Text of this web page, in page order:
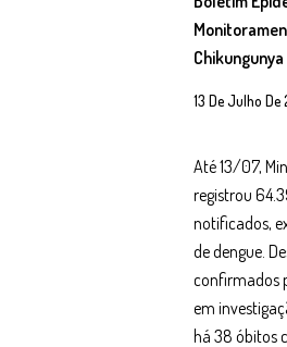
13 De Julho De
Até 13/07,
registrou
notificados,
de dengue.
confirmados
em
há 38 óbitos